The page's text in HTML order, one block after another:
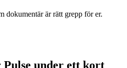
dokumentär är rätt grepp för er.
Pulse under ett kort